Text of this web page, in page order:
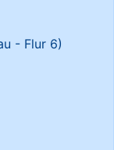
- Flur 6)